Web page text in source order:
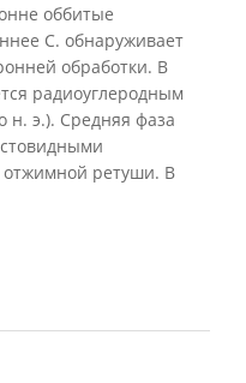
оббитые
С. обнаруживает
обработки. В
радиоуглеродным
н. э.). Средняя фаза
ретуши. В